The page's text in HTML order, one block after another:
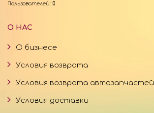
Пользователей: 0
О НАС
О бизнесе
Условия возврата
Условия возврата автозапчастей
Условия доставки